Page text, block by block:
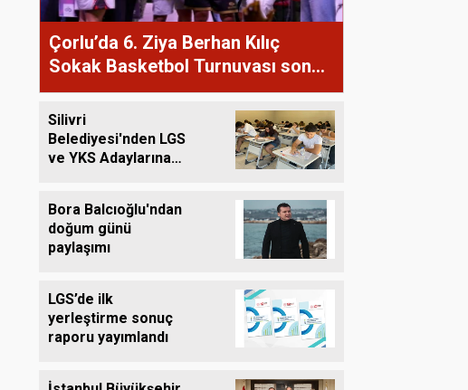
Çorlu’da 6. Ziya Berhan Kılıç
Sokak Basketbol Turnuvası sona
erdi
Silivri
Belediyesi'nden LGS
ve YKS Adaylarına
Bora Balcıoğlu'ndan
doğum günü
paylaşımı
LGS’de ilk
yerleştirme sonuç
raporu yayımlandı